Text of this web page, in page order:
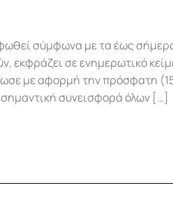
σύμφωνα με τα έως
εκφράζει σε ενημερωτικό
με αφορμή την πρόσφατη
σημαντική συνεισφορά όλων […]